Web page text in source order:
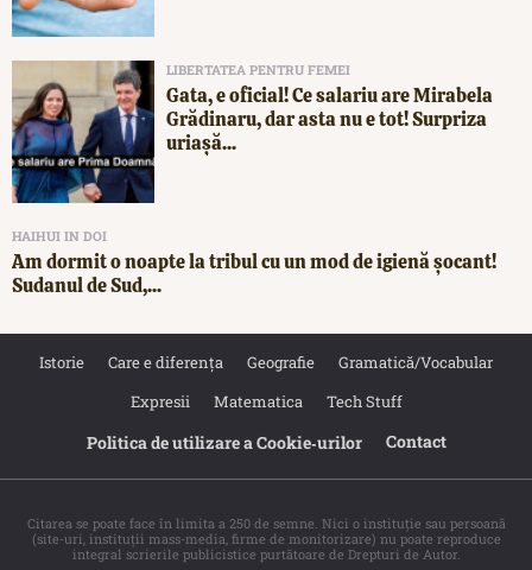
LIBERTATEA PENTRU FEMEI
Gata, e oficial! Ce salariu are Mirabela
Grădinaru, dar asta nu e tot! Surpriza
uriașă...
HAIHUI IN DOI
Am dormit o noapte la tribul cu un mod de igienă șocant!
Sudanul de Sud,...
Istorie Care e diferența Geografie
Gramatică/Vocabular
Expresii
Matematica Tech Stuff
Politica de utilizare a Cookie‐urilor Contact
Citarea se poate face în limita a 250 de semne. Nici o instituţie sau persoană
(site-uri, instituţii mass-media, firme de monitorizare) nu poate reproduce
integral scrierile publicistice purtătoare de Drepturi de Autor.